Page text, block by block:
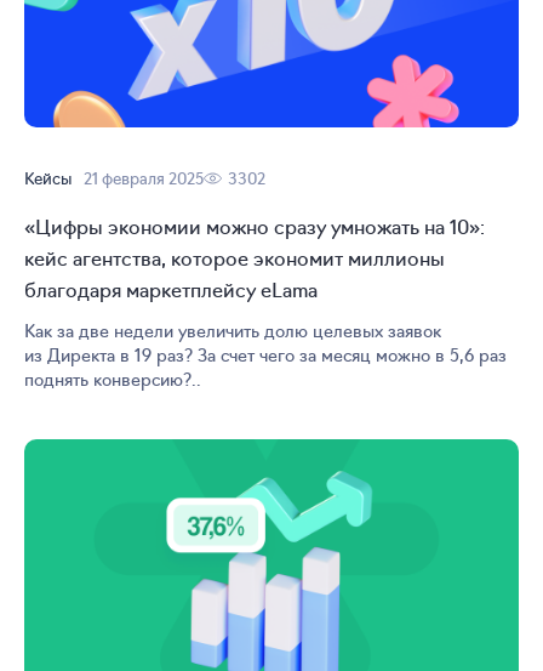
Кейсы 21 февраля 2025 3302
«Цифры экономии можно сразу умножать на 10»:
кейс агентства, которое экономит миллионы
благодаря маркетплейсу eLama
Как за две недели увеличить долю целевых заявок
из Директа в 19 раз? За счет чего за месяц можно в 5,6 раз
поднять конверсию?..